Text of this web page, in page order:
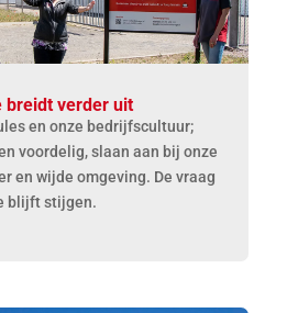
breidt verder uit
en onze bedrijfscultuur;
voordelig, slaan aan bij onze
en wijde omgeving. De vraag
blijft stijgen.